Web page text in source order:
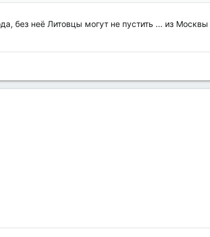
без неё Литовцы могут не пустить ... из